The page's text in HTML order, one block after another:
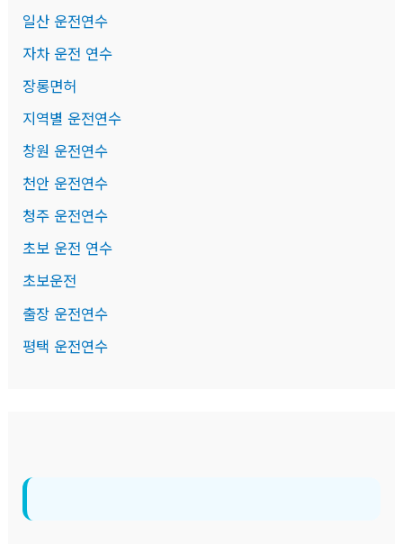
일산 운전연수
자차 운전 연수
장롱면허
지역별 운전연수
창원 운전연수
천안 운전연수
청주 운전연수
초보 운전 연수
초보운전
출장 운전연수
평택 운전연수